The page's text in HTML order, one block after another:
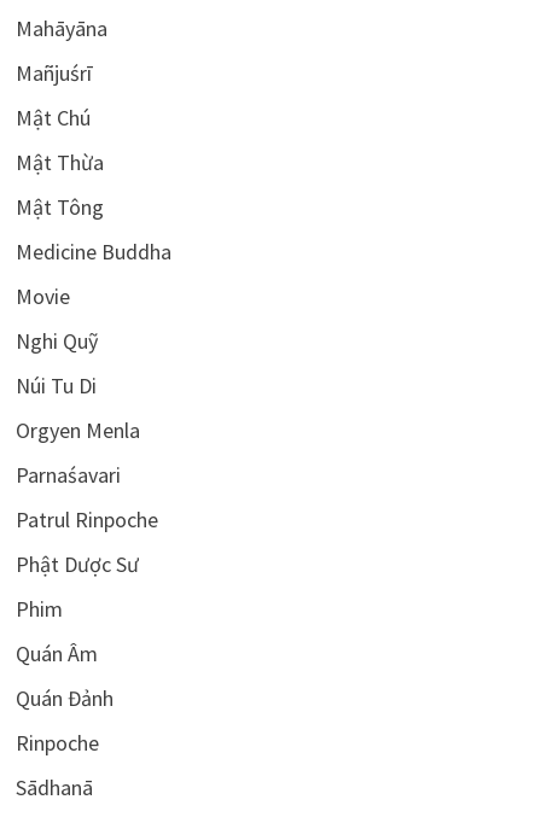
Mahāyāna
Mañjuśrī
Mật Chú
Mật Thừa
Mật Tông
Medicine Buddha
Movie
Nghi Quỹ
Núi Tu Di
Orgyen Menla
Parnaśavari
Patrul Rinpoche
Phật Dược Sư
Phim
Quán Âm
Quán Đảnh
Rinpoche
Sādhanā